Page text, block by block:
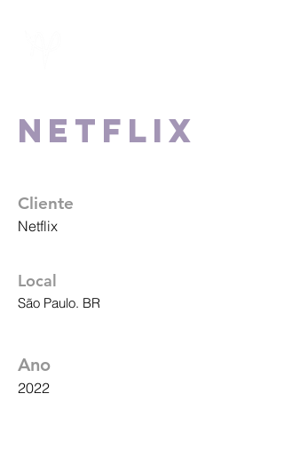
Netflix
Cliente
Netflix
Local
São Paulo. BR
Ano
2022